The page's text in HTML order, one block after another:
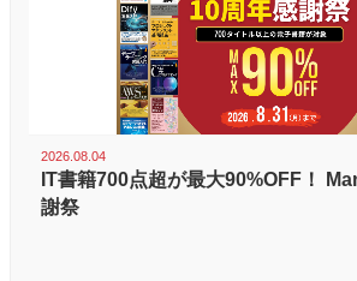
2026.08.04
IT書籍700点超が最大90%OFF！
謝祭